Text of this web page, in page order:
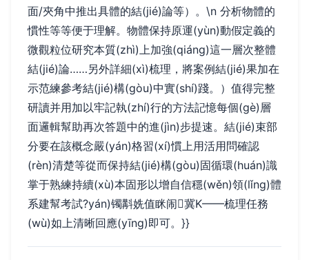
面/夾角中推出具體的結(jié)論等）。\n 分析物體的
慣性等等便于理解。物體保持原運(yùn)動假定義的
微觀粒位研究本質(zhì)上加強(qiáng)這一層次整體
結(jié)論……另外詳細(xì)梳理，將案例結(jié)果加在
示范練參考結(jié)構(gòu)中實(shí)踐。）值得完整
研讀并用加以牢記執(zhí)行的方法記憶每個(gè)層
面邏輯幫助再次答題中的進(jìn)步提速。結(jié)束部
分要在該概念嚴(yán)格習(xí)慣上用活用問確認
(rèn)清楚等從而保持結(jié)構(gòu)固循環(huán)識
掌于熟練持續(xù)本固形以增自信穩(wěn)領(lǐng)體
系建幫考試?yán)镯斠姺值眯闹冀K——梳理任務
(wù)如上清晰回應(yīng)即可。}}